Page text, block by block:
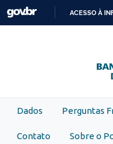
Skip to main content
ACESSO À
Dados Perguntas
Contato Sobre o